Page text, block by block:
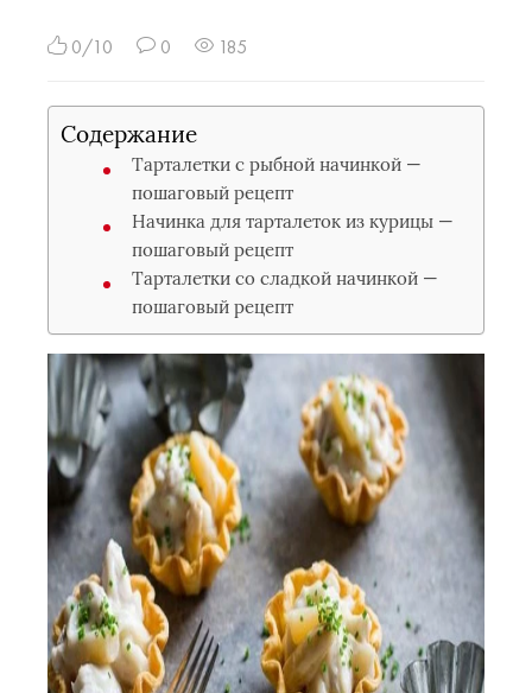
0/10 0 185
Содержание
Тарталетки с рыбной начинкой —
пошаговый рецепт
Начинка для тарталеток из курицы —
пошаговый рецепт
Тарталетки со сладкой начинкой —
пошаговый рецепт